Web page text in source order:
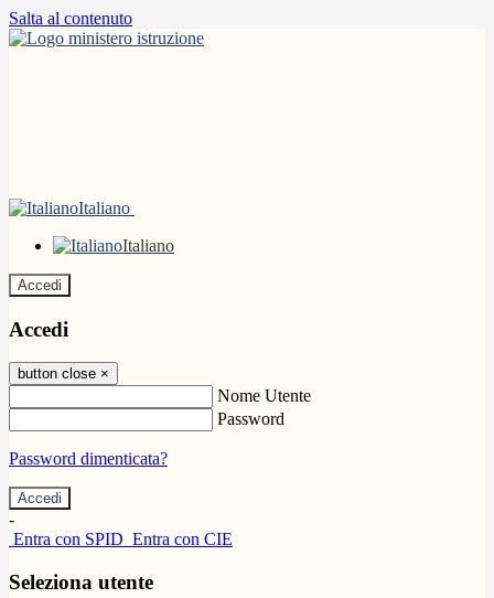
Salta al contenuto
Italiano
Italiano
Accedi
Accedi
button close ×
Nome Utente
Password
Password dimenticata?
-
Entra con SPID Entra con CIE
Seleziona utente